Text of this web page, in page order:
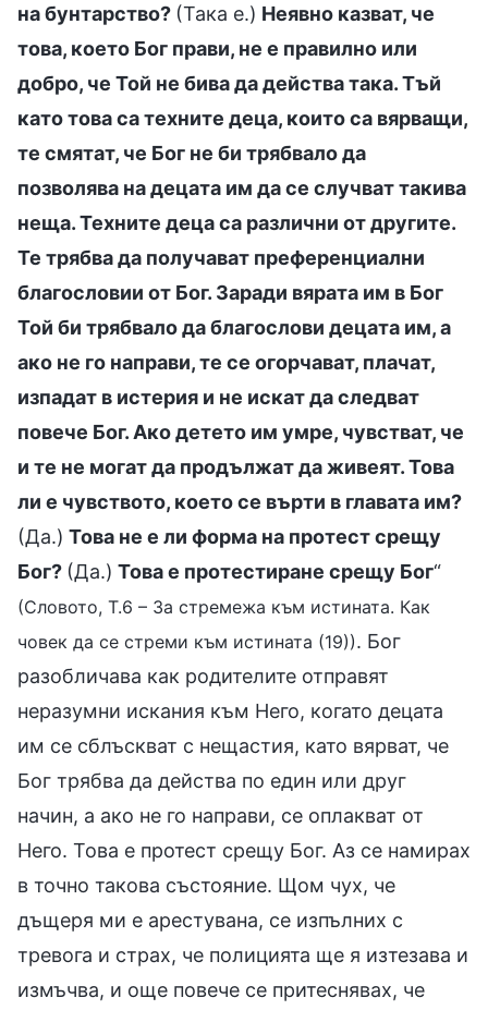
на бунтарство? (Така е.) Неявно казват, че
това, което Бог прави, не е правилно или
добро, че Той не бива да действа така. Тъй
като това са техните деца, които са вярващи,
те смятат, че Бог не би трябвало да
позволява на децата им да се случват такива
неща. Техните деца са различни от другите.
Те трябва да получават преференциални
благословии от Бог. Заради вярата им в Бог
Той би трябвало да благослови децата им, а
ако не го направи, те се огорчават, плачат,
изпадат в истерия и не искат да следват
повече Бог. Ако детето им умре, чувстват, че
и те не могат да продължат да живеят. Това
ли е чувството, което се върти в главата им?
(Да.) Това не е ли форма на протест срещу
Бог? (Да.) Това е протестиране срещу Бог“
(Словото, Т.6 – За стремежа към истината. Как
човек да се стреми към истината (19)). Бог
разобличава как родителите отправят
неразумни искания към Него, когато децата
им се сблъскват с нещастия, като вярват, че
Бог трябва да действа по един или друг
начин, а ако не го направи, се оплакват от
Него. Това е протест срещу Бог. Аз се намирах
в точно такова състояние. Щом чух, че
дъщеря ми е арестувана, се изпълних с
тревога и страх, че полицията ще я изтезава и
измъчва, и още повече се притеснявах, че